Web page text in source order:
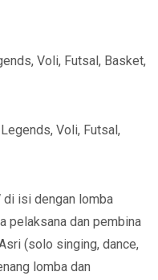
Voli, Futsal, Basket,
Voli, Futsal,
di isi dengan lomba
pelaksana dan pembina
(solo singing, dance,
lomba dan